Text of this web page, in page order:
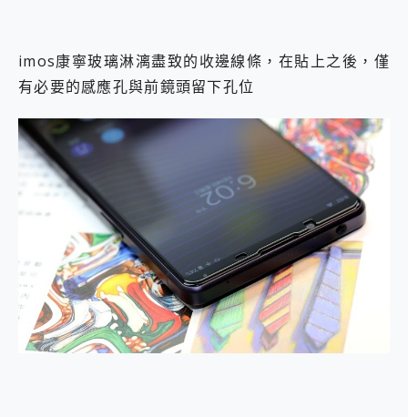
imos康寧玻璃淋漓盡致的收邊線條，在貼上之後，僅
有必要的感應孔與前鏡頭留下孔位